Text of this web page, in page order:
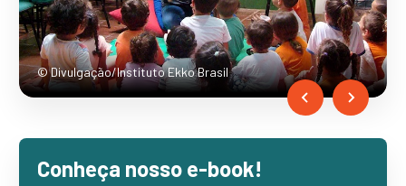
© Divulgação/Instituto Ekko Brasil
Conheça nosso e-book!